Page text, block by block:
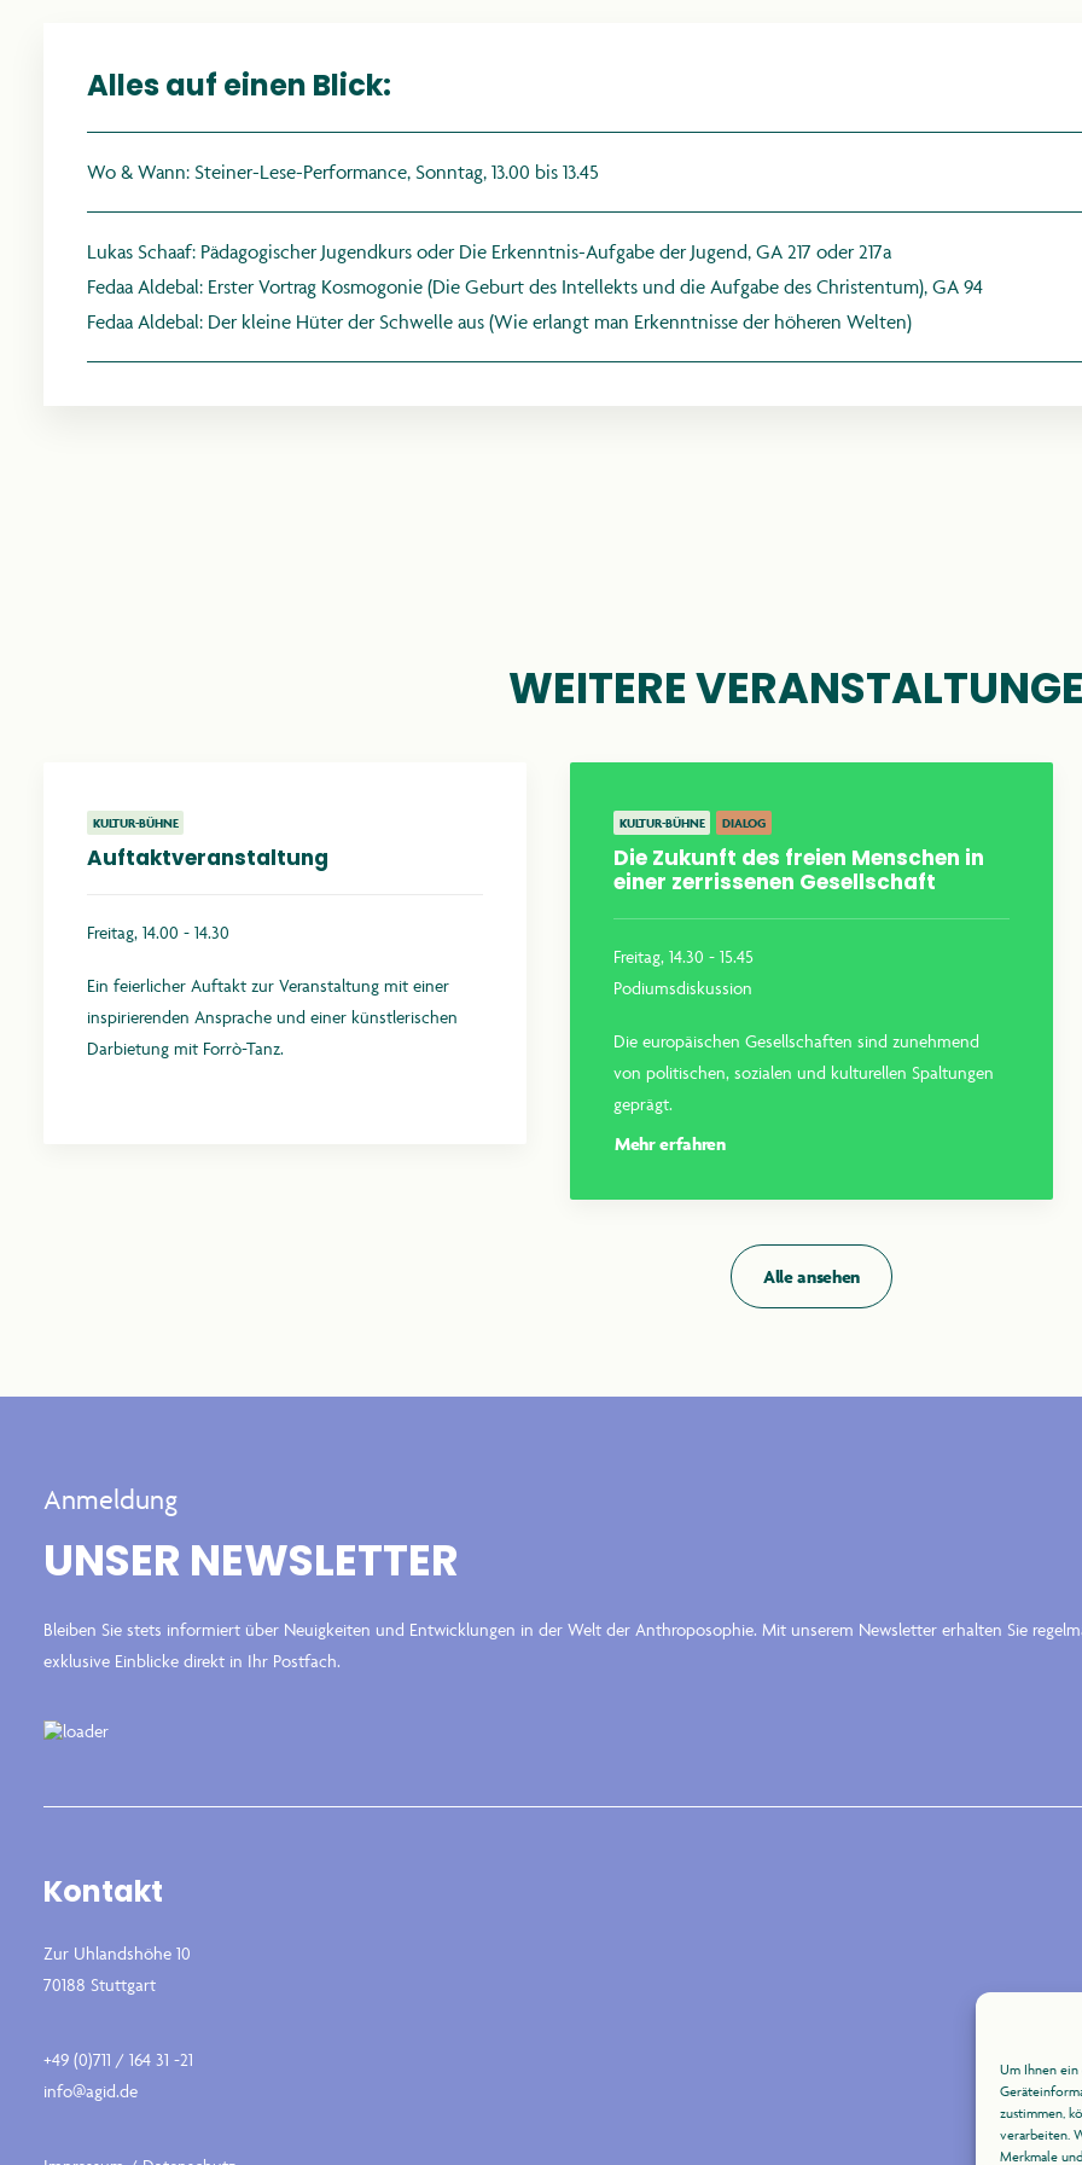
Um Ihnen
zustimmen,
verarbeiten.
Merkmale
LAGEPLAN
RUDOLF
KONTAKT
Alles auf einen Blick:
Wo & Wann: Steiner-Lese-Performance, Sonntag, 13.00 bis 13.45
Lukas Schaaf: Pädagogischer Jugendkurs oder Die Erkenntnis-Aufgabe der Jugend, GA 217 oder 217a
Fedaa Aldebal: Erster Vortrag Kosmogonie (Die Geburt des Intellekts und die Aufgabe des Christentum), GA 94
Fedaa Aldebal: Der kleine Hüter der Schwelle aus (Wie erlangt man Erkenntnisse der höheren Welten)
WEITERE
KULTUR-BÜHNE
Auftaktveranstaltung
Freitag, 14.00 - 14.30
Ein feierlicher Auftakt zur Veranstaltung mit einer
inspirierenden Ansprache und einer künstlerischen
Darbietung mit Forrò-Tanz.
KULTUR-BÜHNE DIALOG
Die Zukunft des freien Menschen in
einer zerrissenen Gesellschaft
Freitag, 14.30 - 15.45
Podiumsdiskussion
Die europäischen Gesellschaften sind zunehmend
von politischen, sozialen und kulturellen Spaltungen
geprägt.
Mehr erfahren
Alle ansehen
Anmeldung
UNSER NEWSLETTER
Bleiben Sie stets informiert über Neuigkeiten und Entwicklungen in der Welt der Anthroposophie. Mit unserem Newsletter erhalten Sie
exklusive Einblicke direkt in Ihr Postfach.
Kontakt
Zur Uhlandshöhe 10
70188 Stuttgart
+49 (0)711 / 164 31 -21
info@agid.de